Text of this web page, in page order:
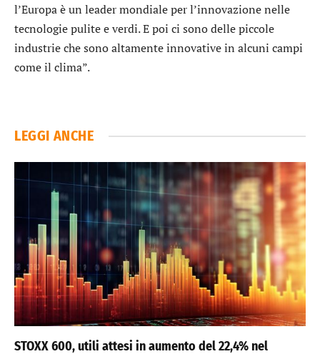
l’Europa è un leader mondiale per l’innovazione nelle
tecnologie pulite e verdi. E poi ci sono delle piccole
industrie che sono altamente innovative in alcuni campi
come il clima”.
LEGGI ANCHE
STOXX 600, utili attesi in aumento del 22,4% nel